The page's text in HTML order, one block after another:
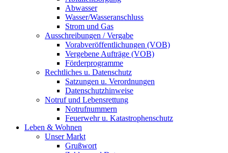
Abwasser
Wasser/Wasseranschluss
Strom und Gas
Ausschreibungen / Vergabe
Vorabveröffentlichungen (VOB)
Vergebene Aufträge (VOB)
Förderprogramme
Rechtliches u. Datenschutz
Satzungen u. Verordnungen
Datenschutzhinweise
Notruf und Lebensrettung
Notrufnummern
Feuerwehr u. Katastrophenschutz
Leben & Wohnen
Unser Markt
Grußwort